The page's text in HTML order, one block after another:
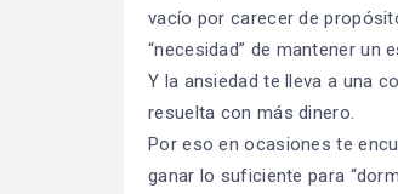
vacío por carecer de
“necesidad” de mantener un
Y la ansiedad te lleva a una
resuelta con más dinero.
Por eso en ocasiones te
ganar lo suficiente para